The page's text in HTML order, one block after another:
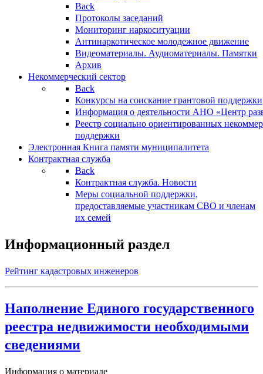
Back
Протоколы заседаний
Мониторинг наркоситуации
Антинаркотическое молодежное движение
Видеоматериалы. Аудиоматериалы. Памятки
Архив
Некоммерческий сектор
Back
Конкурсы на соискание грантовой поддержки
Информация о деятельности АНО «Центр
Реестр социально ориентированных
поддержки
Электронная Книга памяти муниципалитета
Контрактная служба
Back
Контрактная служба. Новости
Меры социальной поддержки,
предоставляемые участникам СВО и членам
их семей
Информационный раздел
Рейтинг кадастровых инженеров
Наполнение Единого государственного
реестра недвижимости необходимыми
сведениями
Информация о материале